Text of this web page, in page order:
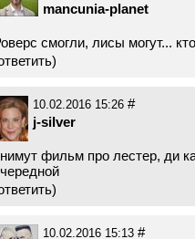
mancunia-planet
смогли, лисы могут...
)
10.02.2016 15:26 #
j-silver
фильм про лестер, ди
)
10.02.2016 15:13 #